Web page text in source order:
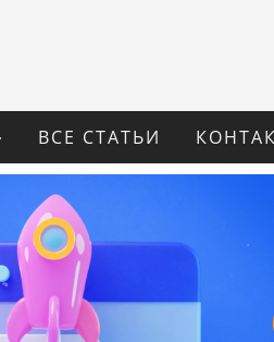
ВСЕ СТАТЬИ